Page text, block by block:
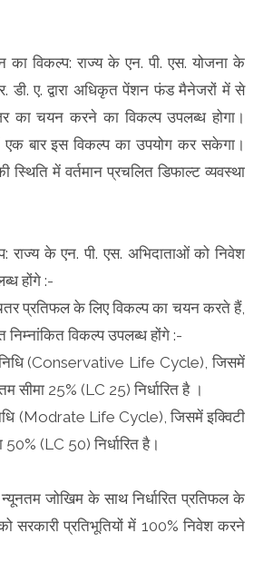
विकल्प: राज्य के एन. पी. एस. योजना के
डी. ए. द्वारा अधिकृत पेंशन फंड मैनेजरों में से
चयन करने का विकल्प उपलब्ध होगा।
में एक बार इस विकल्प का उपयोग कर सकेगा।
में वर्तमान प्रचलित डिफाल्ट व्यवस्था
राज्य के एन. पी. एस. अभिदाताओं को निवेश
होंगे :-
प्रतिफल के लिए विकल्प का चयन करते हैं,
विकल्प उपलब्ध होंगे :-
(Conservative Life Cycle), जिसमें
सीमा 25% (LC 25) निर्धारित है ।
(Modrate Life Cycle), जिसमें इक्विटी
(LC 50) निर्धारित है।
जोखिम के साथ निर्धारित प्रतिफल के
सरकारी प्रतिभूतियों में 100% निवेश करने